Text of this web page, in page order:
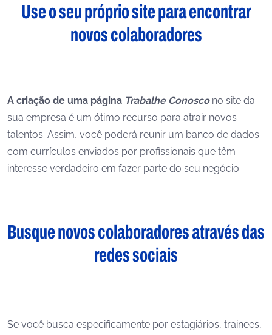
Use o seu próprio site para encontrar
novos colaboradores
A criação de uma página Trabalhe Conoscono site da
sua empresa é um ótimo recurso para atrair novos
talentos. Assim, você poderá reunir um banco de dados
com currículos enviados por profissionais que têm
interesse verdadeiro em fazer parte do seu negócio.
Busque novos colaboradores através das
redes sociais
Se você busca especificamente por estagiários, trainees,